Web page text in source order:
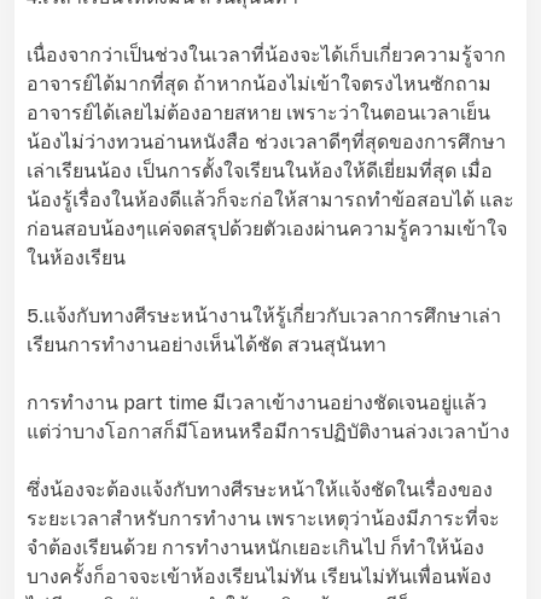
เนื่องจากว่าเป็นช่วงในเวลาที่น้องจะได้เก็บเกี่ยวความรู้จาก
อาจารย์ได้มากที่สุด ถ้าหากน้องไม่เข้าใจตรงไหนซักถาม
อาจารย์ได้เลยไม่ต้องอายสหาย เพราะว่าในตอนเวลาเย็น
น้องไม่ว่างทวนอ่านหนังสือ ช่วงเวลาดีๆที่สุดของการศึกษา
เล่าเรียนน้อง เป็นการตั้งใจเรียนในห้องให้ดีเยี่ยมที่สุด เมื่อ
น้องรู้เรื่องในห้องดีแล้วก็จะก่อให้สามารถทำข้อสอบได้ และ
ก่อนสอบน้องๆแค่จดสรุปด้วยตัวเองผ่านความรู้ความเข้าใจ
ในห้องเรียน
5.แจ้งกับทางศีรษะหน้างานให้รู้เกี่ยวกับเวลาการศึกษาเล่า
เรียนการทำงานอย่างเห็นได้ชัด สวนสุนันทา
การทำงาน part time มีเวลาเข้างานอย่างชัดเจนอยู่แล้ว
แต่ว่าบางโอกาสก็มีโอหนหรือมีการปฏิบัติงานล่วงเวลาบ้าง
ซึ่งน้องจะต้องแจ้งกับทางศีรษะหน้าให้แจ้งชัดในเรื่องของ
ระยะเวลาสำหรับการทำงาน เพราะเหตุว่าน้องมีภาระที่จะ
จำต้องเรียนด้วย การทำงานหนักเยอะเกินไป ก็ทำให้น้อง
บางครั้งก็อาจจะเข้าห้องเรียนไม่ทัน เรียนไม่ทันเพื่อนพ้อง